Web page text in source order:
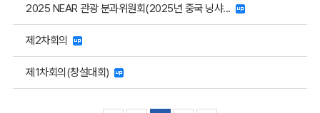
2025 NEAR 관광 분과위원회(2025년 중국 닝샤...
제2차회의
제1차회의(창설대회)